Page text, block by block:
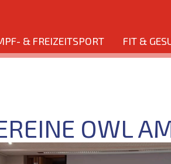
& FREIZEITSPORT FIT &
OWL